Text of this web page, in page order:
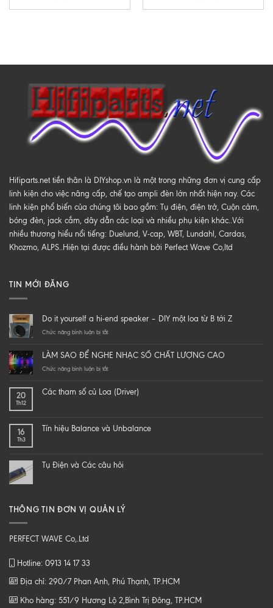
Hifiparts.net tiền thân là DIYshop.vn là một trong những đơn vị cung cấp
linh kiện cho việc nâng cấp, chế tạo ampli đèn lớn nhất hiện nay. Các
linh kiện phổ biến của chúng tôi bao gồm: Tụ điện, điện trở, Cuộn cảm,
bóng đèn, jack cắm, dây dẫn các loại và nhiều phụ kiện khác..Với
nhiều thương hiểu nổi tiếng: Duelund, V-cap, WBT, Lundahl, Cardas,
Khozmo, ALPS..Hiện tại được điều hành bởi Perfect Wave Co,ltd
TIN MỚI ĐĂNG
Do it yourself a hi-end speaker – DIY một loa từ B tới Z
Chức năng bình luận bị tắtở
yourself
a
speaker
loa
Z
LÀM SAO ĐỂ NGHE NHẠC SỐ CHẤT LƯỢNG CAO
Chức năng bình luận bị tắtở
ĐỂ
CHẤT
20
Th12
Các tham số củ Loa (Driver)
16
Th3
Tín hiệu Balance và Unbalance
Tụ Điện và Các câu hỏi
THÔNG TIN ĐƠN VỊ QUẢN LÝ
PERFECT WAVE Co,.Ltd
Hotline: 0913 14 17 33
Địa chỉ: 290/7 Phan Anh, Phú Thạnh, TP.HCM
Kho hàng: 551/9 Hương Lộ 2,Bình Trị Đông, TP.HCM